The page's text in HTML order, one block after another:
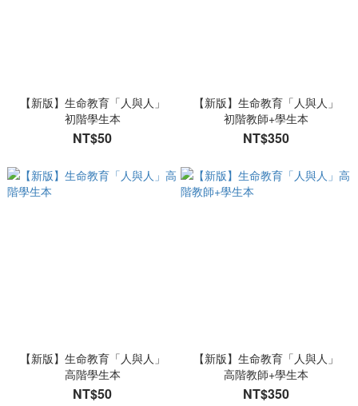
【新版】生命教育「人與人」
初階學生本
NT$50
【新版】生命教育「人與人」
初階教師+學生本
NT$350
【新版】生命教育「人與人」
高階學生本
NT$50
【新版】生命教育「人與人」
高階教師+學生本
NT$350